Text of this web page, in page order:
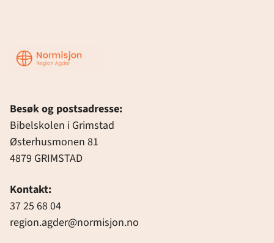
Region
Agder
Besøk og postsadresse:
Bibelskolen i Grimstad
Østerhusmonen 81
4879 GRIMSTAD
Kontakt:
37 25 68 04
region.agder@normisjon.no